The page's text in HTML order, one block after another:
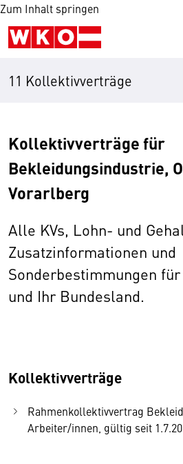
Zum Inhalt springen
11 Kollektivverträge
Kollektivverträge für
Bekleidungsindustrie,
Vorarlberg
Alle KVs, Lohn- und
Zusatzinformationen und
Sonderbestimmungen
und Ihr Bundesland.
Kollektivverträge
Rahmenkollektivvertrag
Arbeiter/innen, gültig seit